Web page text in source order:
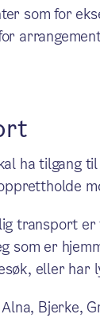
som for
ha tilgang
transport
som er
eller har
Bjerke,